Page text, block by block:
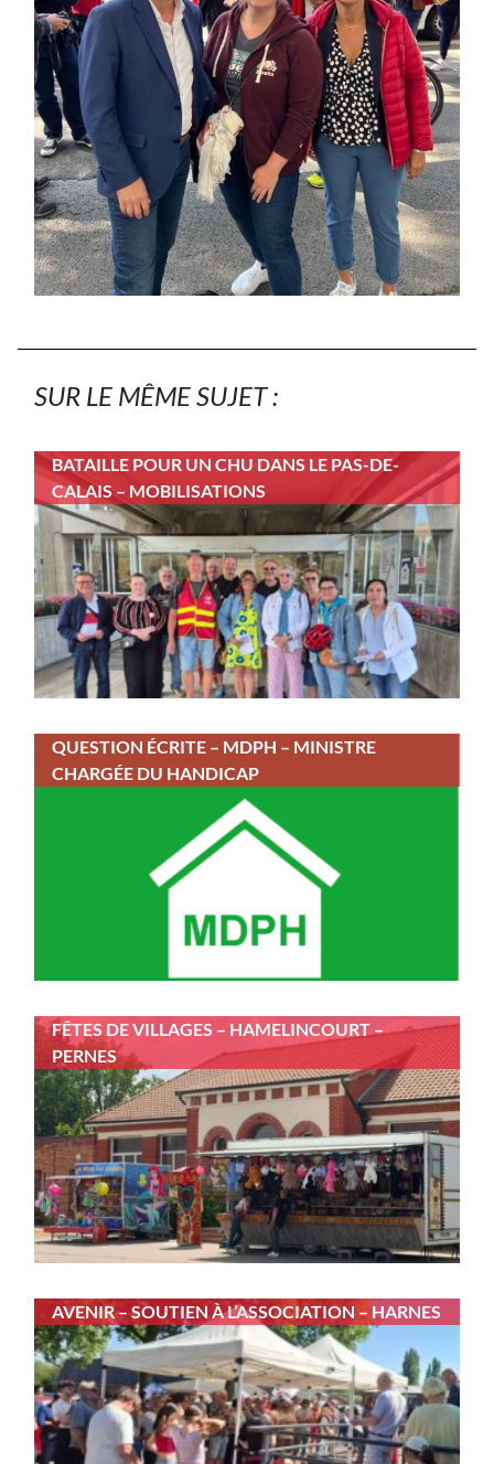
SUR LE MÊME SUJET :
BATAILLE POUR UN CHU DANS LE PAS-DE-
CALAIS – MOBILISATIONS
QUESTION ÉCRITE – MDPH – MINISTRE
CHARGÉE DU HANDICAP
FÊTES DE VILLAGES – HAMELINCOURT –
PERNES
AVENIR – SOUTIEN À L’ASSOCIATION – HARNES